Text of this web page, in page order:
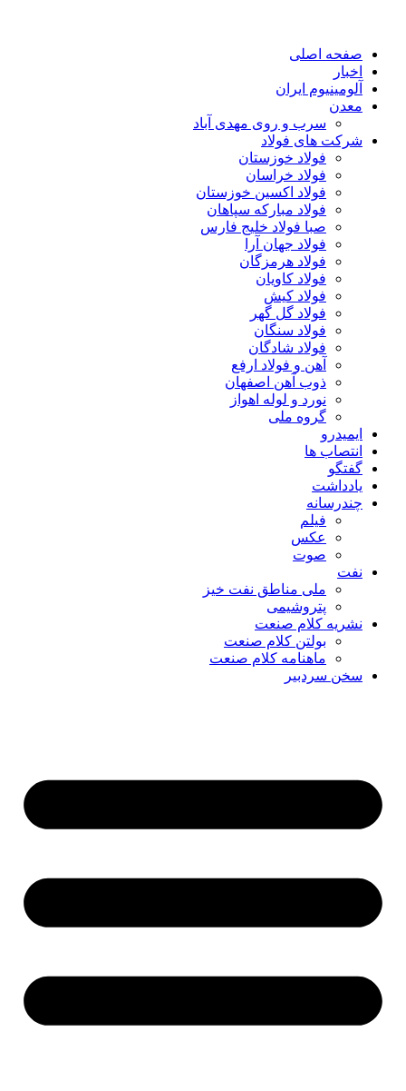
صفحه اصلی
اخبار
آلومینیوم ایران
معدن
سرب و روی مهدی آباد
شرکت های فولاد
فولاد خوزستان
فولاد خراسان
فولاد اکسین خوزستان
فولاد مبارکه سپاهان
صبا فولاد خلیج فارس
فولاد جهان آرا
فولاد هرمزگان
فولاد کاویان
فولاد کیش
فولاد گل گهر
فولاد سنگان
فولاد شادگان
آهن و فولاد ارفع
ذوب آهن اصفهان
نورد و لوله اهواز
گروه ملی
ایمیدرو
انتصاب ها
گفتگو
یادداشت
چندرسانه
فیلم
عکس
صوت
نفت
ملی مناطق نفت خیز
پتروشیمی
نشریه کلام صنعت
بولتن کلام صنعت
ماهنامه کلام صنعت
سخن سردبیر